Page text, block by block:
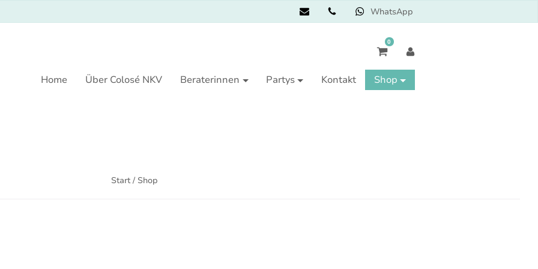
WhatsApp
0
Home Über Colosé NKV Beraterinnen Partys Kontakt Shop
Start/ Shop